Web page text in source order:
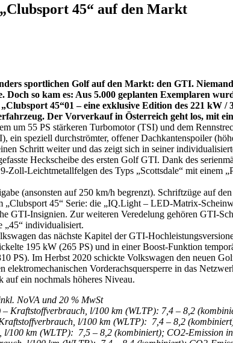
45“ auf den Markt
sportlichen Golf auf den Markt: den GTI.
so kam es: Aus 5.000 geplanten Exemplaren
45“01– eine exklusive Edition des 221 kW
Der Vorverkauf in Österreich geht los, mit
um 55 PS stärkeren Turbomotor (TSI) und dem
ein speziell durchströmter, offener Dachkantenspoiler
Schritt weiter und das zeigt sich in seiner
Heckscheibe des ersten Golf GTI. Dank des
Zoll-Leichtmetallfelgen des Typs „Scottsdale“ mit einem
(ansonsten auf 250 km/h begrenzt). Schriftzüge auf
„Clubsport 45“ Serie: die „IQ.Light – LED-Matrix-
GTI-Insignien. Zur weiteren Veredelung gehören GTI-
„45“ individualisiert.
das nächste Kapitel der GTI-
195 kW (265 PS) und in einer Boost-Funktion
PS). Im Herbst 2020 schickte Volkswagen den neuen
elektromechanischen Vorderachsquersperre in das
auf ein nochmals höheres Niveau.
NoVA und 20 % MwSt
Kraftstoffverbrauch, l/100 km (WLTP): 7,4 – 8,2
l/100 km (WLTP): 7,4 – 8,2
100 km (WLTP): 7,5 – 8,2 (kombiniert); CO2-Emission